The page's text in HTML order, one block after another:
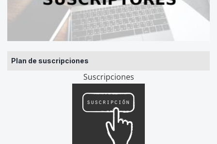
Plan de suscripciones
Suscripciones